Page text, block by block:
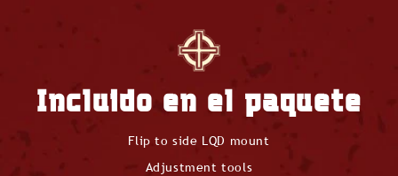
Incluido en el paquete
Flip to side LQD mount
Adjustment tools